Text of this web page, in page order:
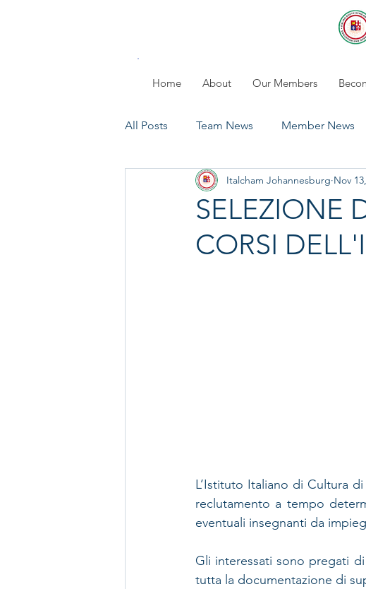
Home About Our Members
All Posts Team News Member News
Members Day Past Events
SELEZIONE
CORSI
Italcham Johannesburg Nov
L’Istituto Italiano di Cultura
reclutamento a tempo
eventuali insegnanti da
Gli interessati sono pregati
tutta la documentazione di